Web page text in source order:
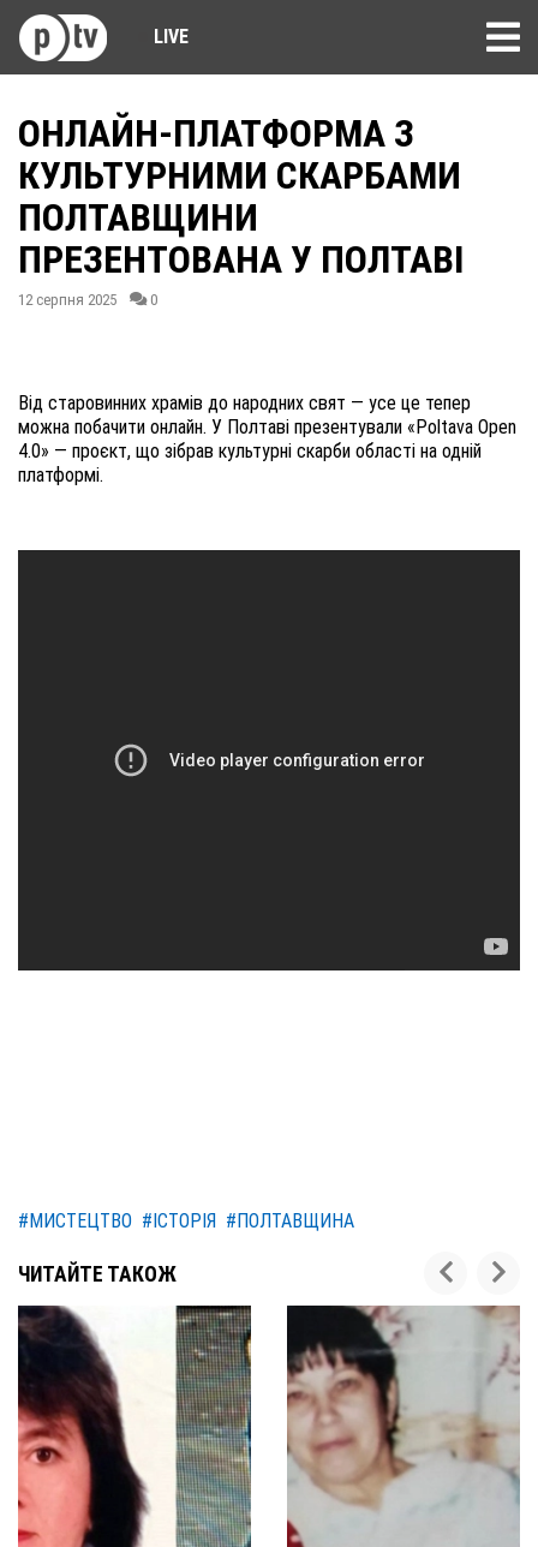
LIVE
ОНЛАЙН-ПЛАТФОРМА З
КУЛЬТУРНИМИ СКАРБАМИ
ПОЛТАВЩИНИ
ПРЕЗЕНТОВАНА У ПОЛТАВІ
12 серпня 2025 0
Від старовинних храмів до народних свят — усе це тепер
можна побачити онлайн. У Полтаві презентували «Poltava Open
4.0» — проєкт, що зібрав культурні скарби області на одній
платформі.
#МИСТЕЦТВО #ІСТОРІЯ #ПОЛТАВЩИНА
ЧИТАЙТЕ ТАКОЖ